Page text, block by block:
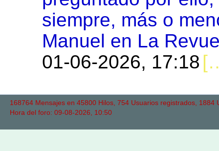
siempre, más o
Manuel en La
01-06-2026, 17:18
168764 Mensajes en 45800 Hilos, 754 Usuarios registrados,
Hora del foro: 09-08-2026, 10:50